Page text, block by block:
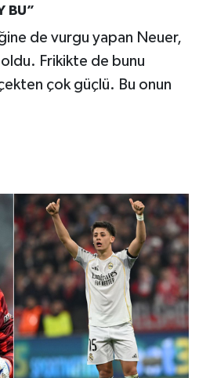
BU”
de vurgu yapan Neuer,
oldu. Frikikte de bunu
çok güçlü. Bu onun